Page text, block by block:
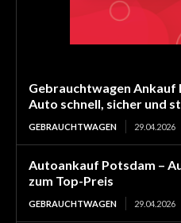
Gebrauchtwagen Ankauf
Auto schnell, sicher und
GEBRAUCHTWAGEN 29.04.2026
Autoankauf Potsdam –
zum Top-Preis
GEBRAUCHTWAGEN 29.04.2026